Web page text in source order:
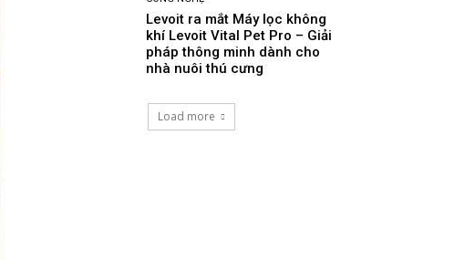
Levoit ra mắt Máy lọc không
khí Levoit Vital Pet Pro – Giải
pháp thông minh dành cho
nhà nuôi thú cưng
Load more